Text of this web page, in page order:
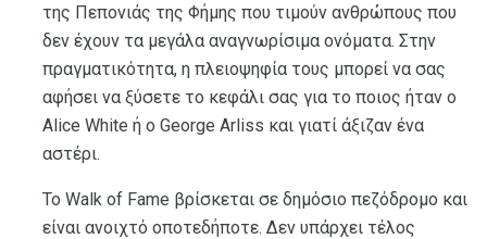
της Πεπονιάς της Φήμης που τιμούν ανθρώπους που
δεν έχουν τα μεγάλα αναγνωρίσιμα ονόματα. Στην
πραγματικότητα, η πλειοψηφία τους μπορεί να σας
αφήσει να ξύσετε το κεφάλι σας για το ποιος ήταν ο
Alice White ή ο George Arliss και γιατί άξιζαν ένα
αστέρι.
Το Walk of Fame βρίσκεται σε δημόσιο πεζόδρομο και
είναι ανοιχτό οποτεδήποτε. Δεν υπάρχει τέλος